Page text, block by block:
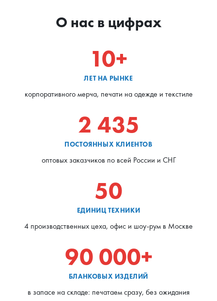
О нас в цифрах
10+
ЛЕТ НА РЫНКЕ
корпоративного мерча, печати на одежде и текстиле
2 435
ПОСТОЯННЫХ КЛИЕНТОВ
оптовых заказчиков по всей России и СНГ
50
ЕДИНИЦ ТЕХНИКИ
4 производственных цеха, офис и шоу-рум в Москве
90 000+
БЛАНКОВЫХ ИЗДЕЛИЙ
в запасе на складе: печатаем сразу, без ожидания